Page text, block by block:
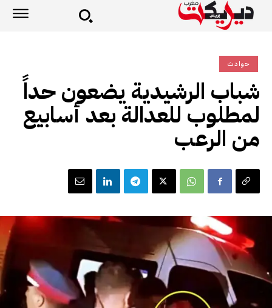
حوادث
شباب الرشيدية يضعون حداً
لمطلوب للعدالة بعد أسابيع
من الرعب